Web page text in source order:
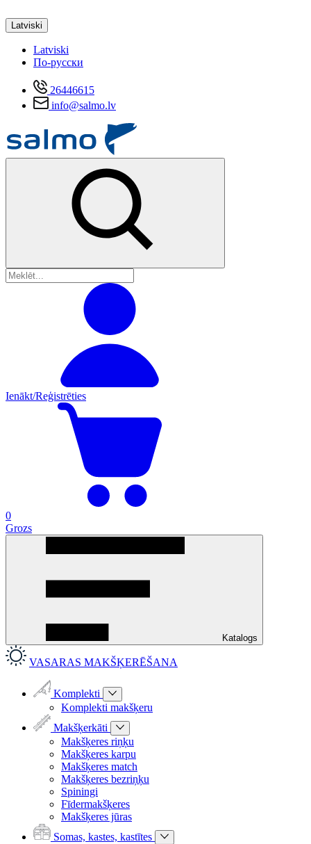
Latviski
Latviski
По-русски
26446615
info@salmo.lv
Ienākt/Reģistrēties
0
Grozs
Katalogs
VASARAS MAKŠĶERĒŠANA
Komplekti
Komplekti makšķeru
Makšķerkāti
Makšķeres riņķu
Makšķeres karpu
Makšķeres match
Makšķeres bezriņķu
Spiningi
Fīdermakšķeres
Makšķeres jūras
Somas, kastes, kastītes